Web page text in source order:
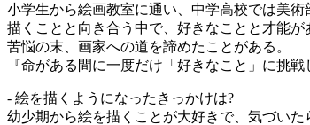
小学生から絵画教室に通い、中学高校では美術
描くことと向き合う中で、好きなことと才能が
苦悩の末、画家への道を諦めたことがある。
『命がある間に一度だけ「好きなこと」に挑
- 絵を描くようになったきっかけは?
幼少期から絵を描くことが大好きで、気づい